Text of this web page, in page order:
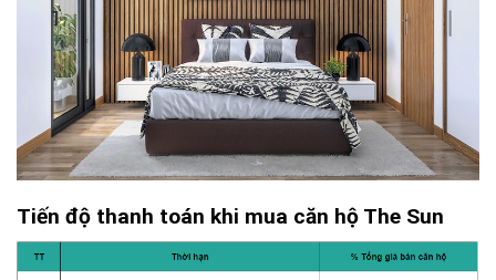
Tiến độ thanh toán khi mua căn hộ The Sun